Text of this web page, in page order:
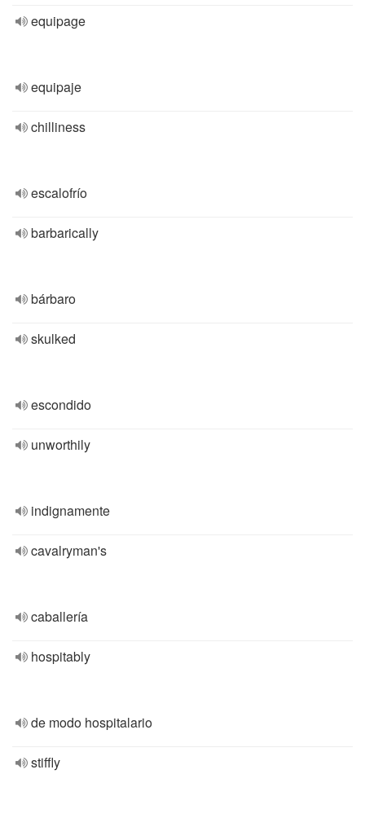
equipage
equipaje
chilliness
escalofrío
barbarically
bárbaro
skulked
escondido
unworthily
indignamente
cavalryman's
caballería
hospitably
de modo hospitalario
stiffly